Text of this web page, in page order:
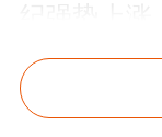
纪强势上
的权重也持
纪在科创50